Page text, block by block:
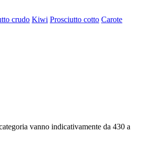
crudo Kiwi Prosciutto cotto Carote
vanno indicativamente da 430 a